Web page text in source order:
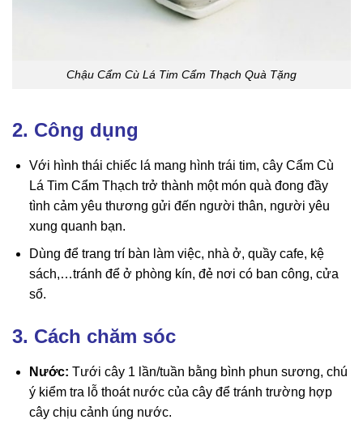
Chậu Cẩm Cù Lá Tim Cẩm Thạch Quà Tặng
2. Công dụng
Với hình thái chiếc lá mang hình trái tim, cây Cẩm Cù
Lá Tim Cẩm Thạch trở thành một món quà đong đầy
tình cảm yêu thương gửi đến người thân, người yêu
xung quanh bạn.
Dùng để trang trí bàn làm việc, nhà ở, quầy cafe, kệ
sách,…tránh để ở phòng kín, đẻ nơi có ban công, cửa
sổ.
3. Cách chăm sóc
Nước: Tưới cây 1 lần/tuần bằng bình phun sương, chú
ý kiểm tra lỗ thoát nước của cây để tránh trường hợp
cây chịu cảnh úng nước.